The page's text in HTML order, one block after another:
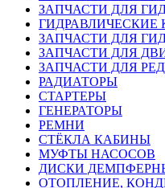
ЗАПЧАСТИ ДЛЯ
ЗАПЧАСТИ ДЛЯ
ЗАПЧАСТИ ДЛЯ
ЗАПЧАСТИ ДЛЯ
РАДИАТОРЫ
СТАРТЕРЫ
ГЕНЕРАТОРЫ
РЕМНИ
СТЁКЛА КАБИНЫ
МУФТЫ НАСОСОВ
ДИСКИ
ОТОПЛЕНИЕ,